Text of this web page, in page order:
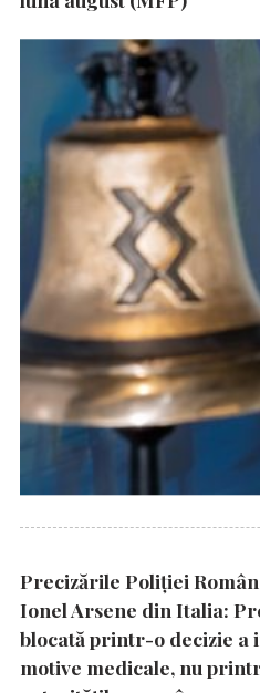
Precizările Poliţiei
Ionel Arsene din Italia:
blocată printr-o decizie a
motive medicale, nu